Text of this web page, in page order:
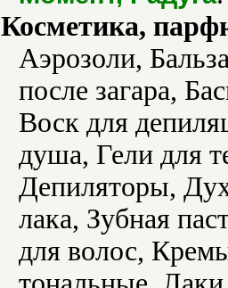
Косметика,
Аэрозоли,
после загара,
Воск для
душа, Гели для
Депиляторы,
лака, Зубная
для волос,